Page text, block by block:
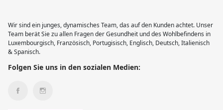
Wir sind ein junges, dynamisches Team, das auf den Kunden achtet. Unser
Team berät Sie zu allen Fragen der Gesundheit und des Wohlbefindens in
Luxembourgisch, Französisch, Portugisisch, Englisch, Deutsch, Italienisch
& Spanisch.
Folgen Sie uns in den sozialen Medien: